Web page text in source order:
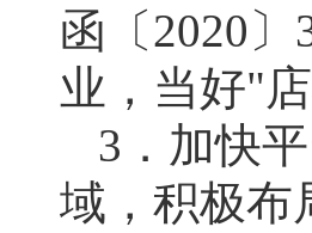
函〔2020
业，当好"
3．加快
域，积极布